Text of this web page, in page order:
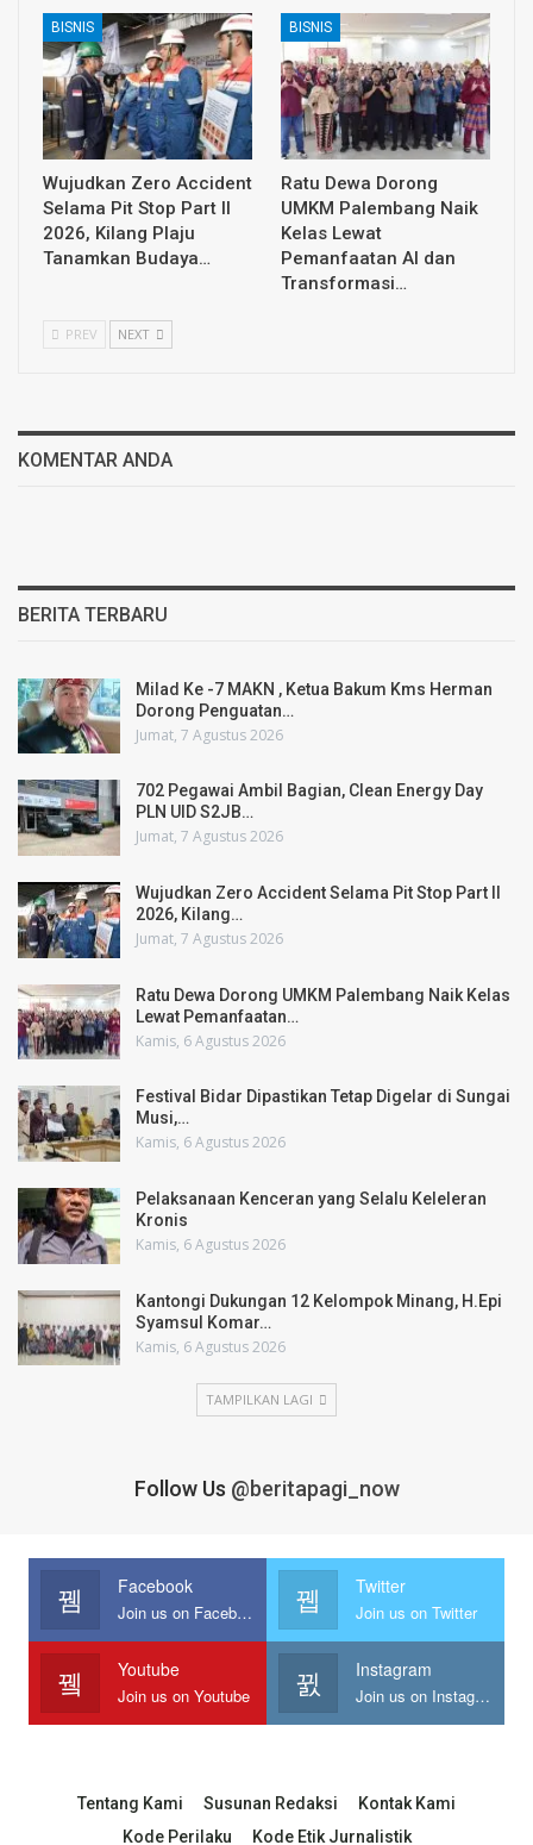
BISNIS
Wujudkan Zero Accident
Selama Pit Stop Part II
2026, Kilang Plaju
Tanamkan Budaya…
BISNIS
Ratu Dewa Dorong
UMKM Palembang Naik
Kelas Lewat
Pemanfaatan AI dan
Transformasi…
PREV NEXT
KOMENTAR ANDA
BERITA TERBARU
Milad Ke -7 MAKN , Ketua Bakum Kms Herman
Dorong Penguatan…
Jumat, 7 Agustus 2026
702 Pegawai Ambil Bagian, Clean Energy Day
PLN UID S2JB…
Jumat, 7 Agustus 2026
Wujudkan Zero Accident Selama Pit Stop Part II
2026, Kilang…
Jumat, 7 Agustus 2026
Ratu Dewa Dorong UMKM Palembang Naik Kelas
Lewat Pemanfaatan…
Kamis, 6 Agustus 2026
Festival Bidar Dipastikan Tetap Digelar di Sungai
Musi,…
Kamis, 6 Agustus 2026
Pelaksanaan Kenceran yang Selalu Keleleran
Kronis
Kamis, 6 Agustus 2026
Kantongi Dukungan 12 Kelompok Minang, H.Epi
Syamsul Komar…
Kamis, 6 Agustus 2026
TAMPILKAN LAGI
Follow Us @beritapagi_now
Facebook
Join us on Facebook
Twitter
Join us on Twitter
Youtube
Join us on Youtube
Instagram
Join us on Instagram
Tentang Kami Susunan Redaksi
Kontak Kami
Kode Perilaku
Kode Etik Jurnalistik